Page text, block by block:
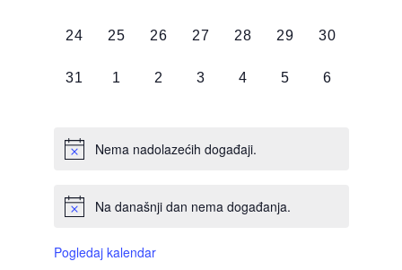
0
24
0
25
0
26
0
27
0
28
0
29
0
30
0
31
0
1
0
2
0
3
0
4
0
5
0
6
Nema nadolazećih događaji.
Na današnji dan nema događanja.
Pogledaj kalendar